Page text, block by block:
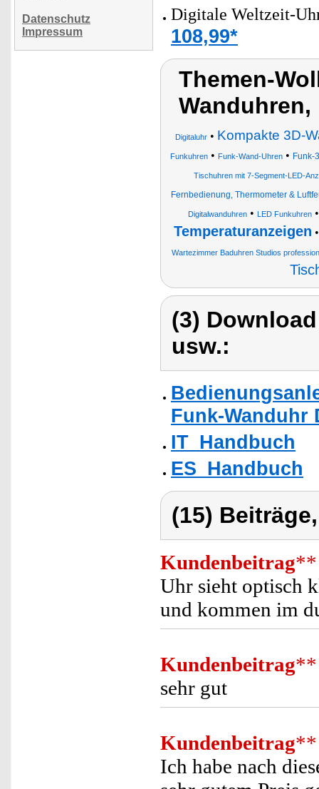
Datenschutz
Impressum
Digitale Weltzeit-
108,99*
Themen-
Digitaluhr • Kompakte 3D-
Funkuhren• Funk-Wand-Uhren• Funk-
Tischuhren mit 7-Segment-LED-
Fernbedienung, Thermometer &
Digitalwanduhren• LED Funkuhren
Temperaturanzeigen
Wartezimmer Baduhren Studios
(3)
usw.:
Funk-Wanduhr
IT_Handbuch
ES_Handbuch
(15)
Kundenbeitrag**
Uhr sieht optisch
und kommen im
Kundenbeitrag**
sehr gut
Kundenbeitrag**
Ich habe nach